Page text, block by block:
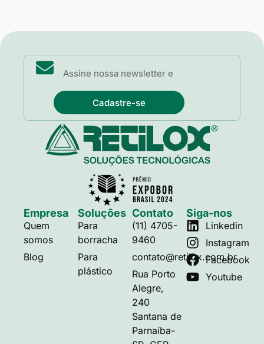
Cadastre-se
Empresa
Quem
somos
Blog
Soluções
Para
borracha
Para
plástico
Contato
(11) 4705-
9460
contato@retilox.com.br
Rua Porto
Alegre,
240
Santana de
Parnaíba-
Siga-nos
Linkedin
Instagram
Facebook
Youtube